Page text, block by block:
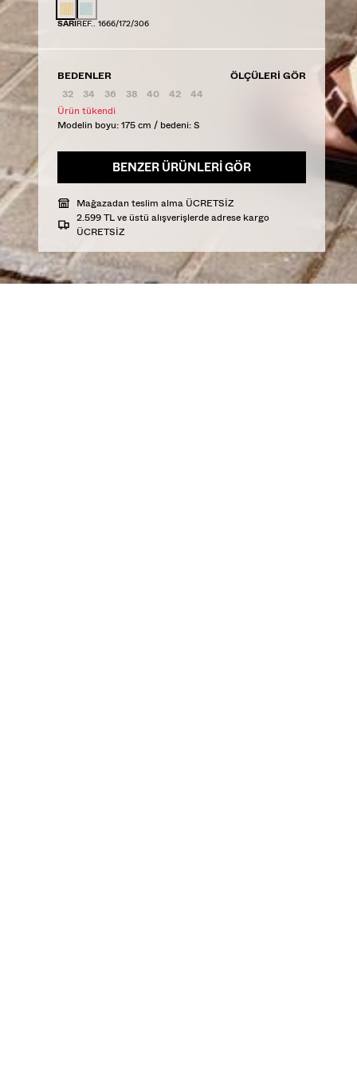
RENK
SARIREF.. 1666/172/306
BEDENLER
ÖLÇÜLERI GÖR
32
34 36 38 40 42
44
Ürün tükendi
Modelin boyu: 175 cm / bedeni: S
BENZER ÜRÜNLERI GÖR
Mağazadan teslim alma ÜCRETSİZ
2.599 TL ve üstü alışverişlerde adrese kargo
ÜCRETSİZ